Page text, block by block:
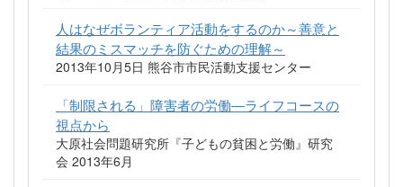
人はなぜボランティア活動をするのか～善意と
結果のミスマッチを防ぐための理解～
2013年10月5日 熊谷市市民活動支援センター
「制限される」障害者の労働―ライフコースの
視点から
大原社会問題研究所『子どもの貧困と労働』研究
会 2013年6月